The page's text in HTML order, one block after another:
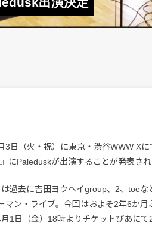
3日（火・祝）に東京・渋谷WWW X
にPaleduskが出演することが発表され
は過去に吉田ヨウヘイgroup、2、toe
マン・ライブ。今回はおよそ2年6か月
1日（金）18時よりチケットぴあに